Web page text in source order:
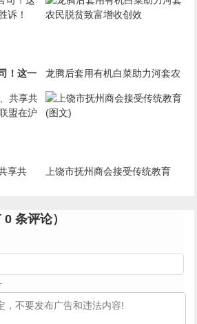
！这一
！
龙腾后套用有机白菜助力河套农
民脱贫致富增收创效
享共
上饶市抚州商会接受传统教育
0 条评论）